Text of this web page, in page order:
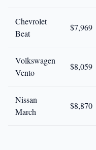
Chevrolet
Beat
$7,969
Volkswagen
Vento
$8,059
Nissan
March
$8,870